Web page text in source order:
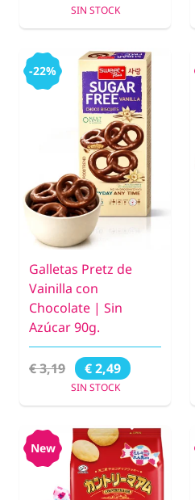
SIN STOCK
-22%
Galletas Pretz de
Vainilla con
Chocolate | Sin
Azúcar 90g.
€ 3,19 € 2,49
SIN STOCK
New